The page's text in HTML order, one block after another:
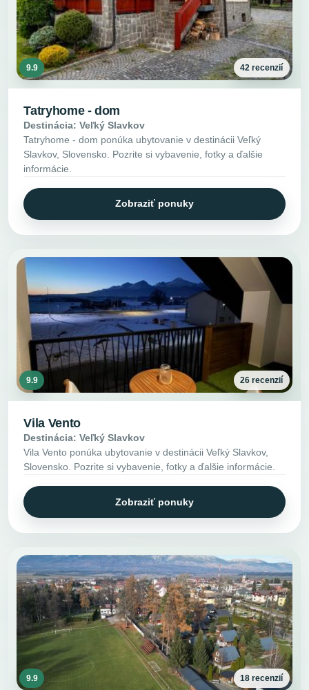
9.9 42 recenzií
Tatryhome - dom
Destinácia: Veľký Slavkov
Tatryhome - dom ponúka ubytovanie v destinácii Veľký
Slavkov, Slovensko. Pozrite si vybavenie, fotky a ďalšie
informácie.
Zobraziť ponuky
9.9 26 recenzií
Vila Vento
Destinácia: Veľký Slavkov
Vila Vento ponúka ubytovanie v destinácii Veľký Slavkov,
Slovensko. Pozrite si vybavenie, fotky a ďalšie informácie.
Zobraziť ponuky
9.9 18 recenzií